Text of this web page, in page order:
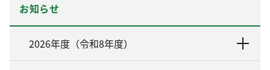
お知らせ
2026年度（令和8年度）